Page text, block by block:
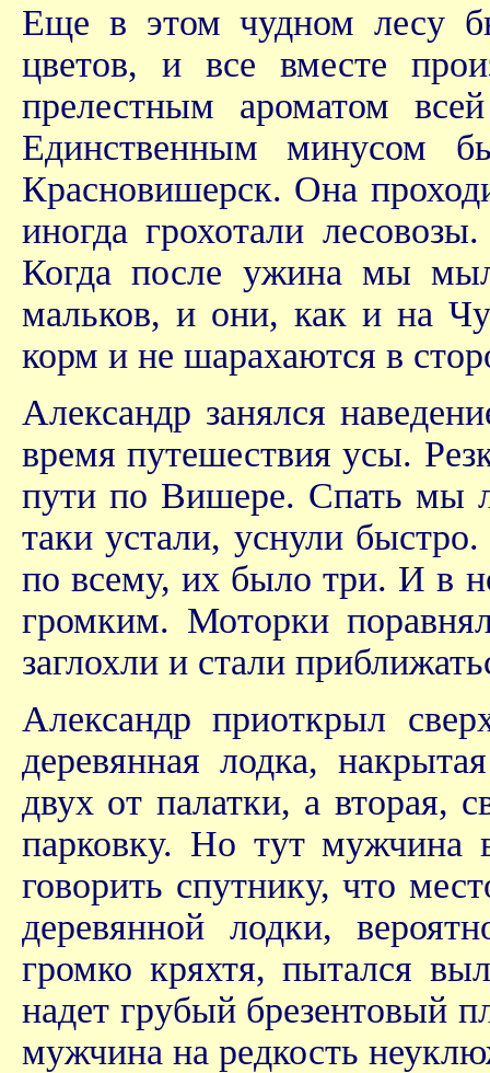
Еще в этом чудном лесу
цветов, и все вместе
прелестным ароматом
Единственным минусом
Красновишерск. Она
иногда грохотали
Когда после ужина мы
мальков, и они, как и на
корм и не шарахаются в
Александр занялся
время путешествия усы.
пути по Вишере. Спать мы
таки устали, уснули
по всему, их было три. И в
громким. Моторки
заглохли и стали
Александр приоткрыл
деревянная лодка,
двух от палатки, а вторая,
парковку. Но тут мужчина
говорить спутнику, что
деревянной лодки,
громко кряхтя, пытался
надет грубый брезентовый
мужчина на редкость